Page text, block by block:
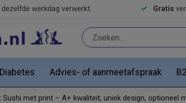
dezelfde werkdag verwerkt. Gratis
Diabetes Advies- of aanmeetafspraak
met print – A+ kwaliteit, uniek design, optioneel